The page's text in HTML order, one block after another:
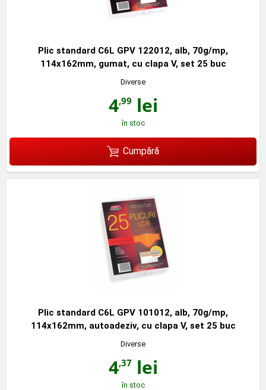
Plic standard C6L GPV 122012, alb, 70g/mp,
114x162mm, gumat, cu clapa V, set 25 buc
Diverse
4,99 lei
în stoc
Cumpără
Plic standard C6L GPV 101012, alb, 70g/mp,
114x162mm, autoadeziv, cu clapa V, set 25 buc
Diverse
4,37lei
în stoc